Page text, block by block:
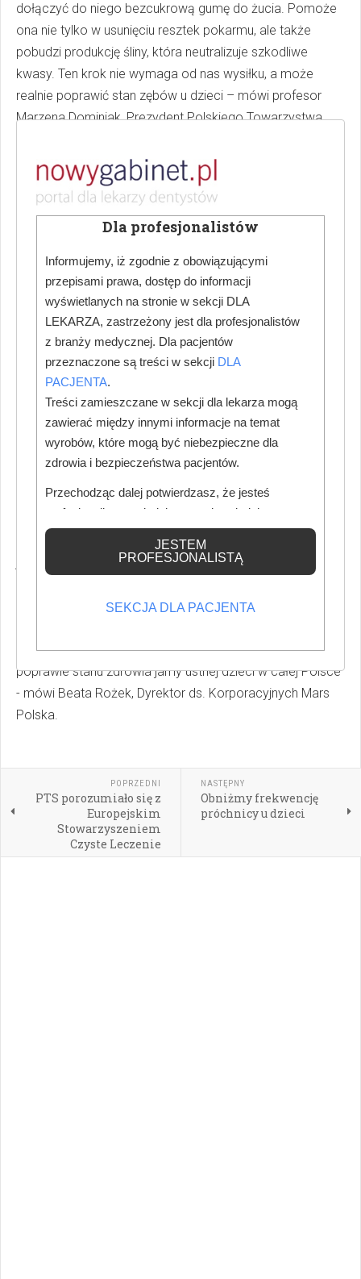
dołączyć do niego bezcukrową gumę do żucia. Pomoże
ona nie tylko w usunięciu resztek pokarmu, ale także
pobudzi produkcję śliny, która neutralizuje szkodliwe
kwasy. Ten krok nie wymaga od nas wysiłku, a może
realnie poprawić stan zębów u dzieci – mówi profesor
Marzena Dominiak, Prezydent Polskiego Towarzystwa
Walka z próchnicą trwa od lat
Program „Dziel się Uśmiechem” jest w całości
finansowany przez firmę Mars Polska, która co roku
przekazuje na jego realizację 1% ze sprzedaży dowolnych
gum Orbit® we wskazanych miesiącach, zazwyczaj
wczesną jesienią. W ramach 7. edycji akcją zostały objęte
produkty sprzedawane w sklepach stacjonarnych od 1
września do końca października 2019. 1 proc ze
sprzedaży w tym okresie wyniósł 800 528 złotych.
Oznacza to, że od pierwszej edycji programu na edukację
dzieci (m.in. na zestawy do pielęgnacji zębów, materiały
edukacyjne i organizację lekcji) przekazano ponad 5,4 mln
zdrowych i czystych zębów, zalecanych przez ekspertów
edukacyjnych w zakresie prawidłowej higieny jamy ustnej
jest dla nas – jako producenta bezcukrowych gum Orbit®
dokładamy wszelkich starań, aby program „Dziel się
zaangażowaniu naszych Partnerów pomagamy w
poprawie stanu zdrowia jamy ustnej dzieci w całej Polsce
- mówi Beata Rożek, Dyrektor ds. Korporacyjnych Mars
Polska.
POPRZEDNI
PTS porozumiało się z
Europejskim
Stowarzyszeniem
Czyste Leczenie
NASTĘPNY
Obniżmy frekwencję
próchnicy u dzieci
Dla profesjonalistów
Informujemy, iż zgodnie z obowiązującymi
przepisami prawa, dostęp do informacji
wyświetlanych na stronie w sekcji DLA
LEKARZA, zastrzeżony jest dla profesjonalistów
z branży medycznej. Dla pacjentów
przeznaczone są treści w sekcji DLA
PACJENTA.
Treści zamieszczane w sekcji dla lekarza mogą
zawierać między innymi informacje na temat
wyrobów, które mogą być niebezpieczne dla
zdrowia i bezpieczeństwa pacjentów.
Przechodząc dalej potwierdzasz, że jesteś
profesjonalistą posiadającym odpowiednią
wiedzę medyczną.
JESTEM
PROFESJONALISTĄ
SEKCJA DLA PACJENTA